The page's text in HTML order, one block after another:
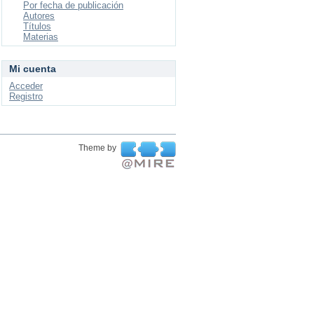
Por fecha de publicación
Autores
Títulos
Materias
Mi cuenta
Acceder
Registro
Theme by